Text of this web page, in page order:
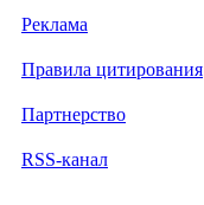
Реклама
Правила цитирования
Партнерство
RSS-канал